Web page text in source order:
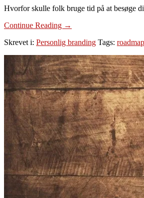
Hvorfor skulle folk bruge tid på at besøge
Continue Reading om
er
indhold?
→
Skrevet i: Personlig branding Tags: